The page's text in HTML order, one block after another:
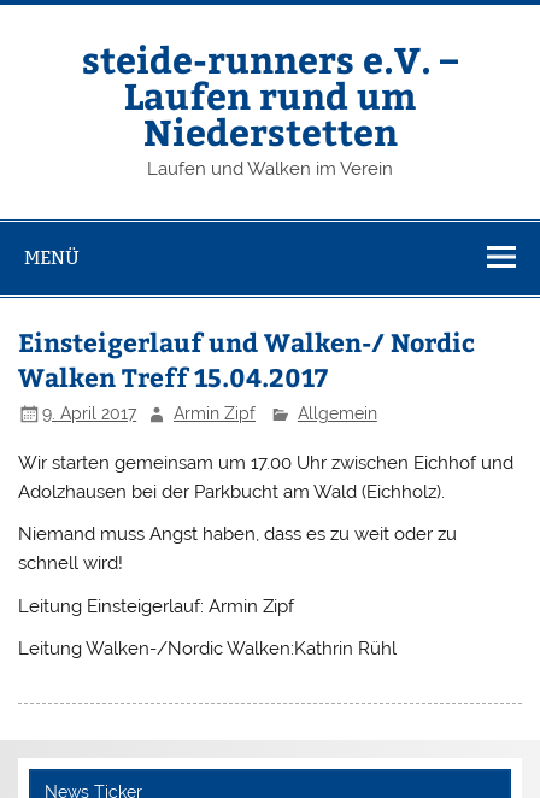
Zum
steide-runners e.V. –
Laufen rund um
Niederstetten
Laufen und Walken im Verein
MENÜ
Einsteigerlauf und Walken-/ Nordic
Walken Treff 15.04.2017
9. April 2017 Armin Zipf Allgemein
Wir starten gemeinsam um 17.00 Uhr zwischen Eichhof und
Adolzhausen bei der Parkbucht am Wald (Eichholz).
Niemand muss Angst haben, dass es zu weit oder zu
schnell wird!
Leitung Einsteigerlauf: Armin Zipf
Leitung Walken-/Nordic Walken:Kathrin Rühl
News Ticker